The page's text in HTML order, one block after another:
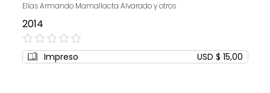
Elías Armando Mamallacta Alvarado y otros
2014
0%
Impreso USD $ 15,00